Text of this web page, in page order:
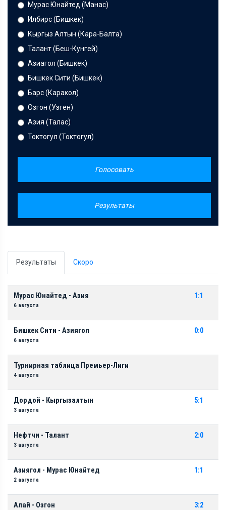
Мурас Юнайтед (Манас)
Илбирс (Бишкек)
Кыргыз Алтын (Кара-Балта)
Талант (Беш-Кунгей)
Азиагол (Бишкек)
Бишкек Сити (Бишкек)
Барс (Каракол)
Озгон (Узген)
Азия (Талас)
Токтогул (Токтогул)
Голосовать
Результаты
Результаты Скоро
Мурас Юнайтед - Азия
6 августа
1:1
Бишкек Сити - Азиягол
6 августа
0:0
Турнирная таблица Премьер-Лиги
4 августа
Дордой - Кыргызалтын
3 августа
5:1
Нефтчи - Талант
3 августа
2:0
Азиягол - Мурас Юнайтед
2 августа
1:1
Алай - Озгон 3:2